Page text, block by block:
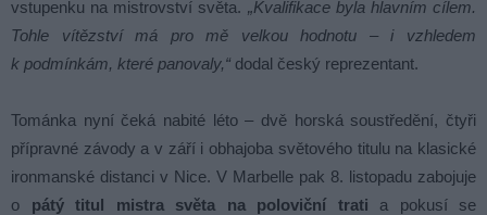
vstupenku na mistrovství světa. „Kvalifikace byla hlavním cílem.
Tohle vítězství má pro mě velkou hodnotu – i vzhledem
k podmínkám, které panovaly,“ dodal český reprezentant.
Tománka nyní čeká nabité léto – dvě horská soustředění, čtyři
přípravné závody a v září i obhajoba světového titulu na klasické
ironmanské distanci v Nice. V Marbelle pak 8. listopadu zabojuje
o pátý titul mistra světa na poloviční trati a pokusí se